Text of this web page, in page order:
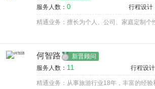
服务人数： 0 行程设计
精通业务：擅长为个人、公司、家庭定制个
何智路 新晋顾问
服务人数： 11 行程设计
精通业务：从事旅游行业18年，丰富的经